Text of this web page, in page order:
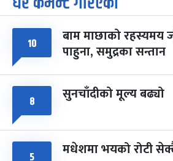
आइत चैत्र ७, २०८३-Mar 21, 2027
८ फागुपूर्णिमा
चैत्र ८, २०८३-Mar 22, 2027
१० बाम माछाको रहस्यमय
पाहुना, समुद्रका सन्तान
८ सुनचाँदीको मूल्य बढ्यो
५ मधेशमा भयको रोटी